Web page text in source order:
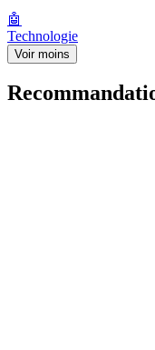
🤖
Technologie
Voir moins